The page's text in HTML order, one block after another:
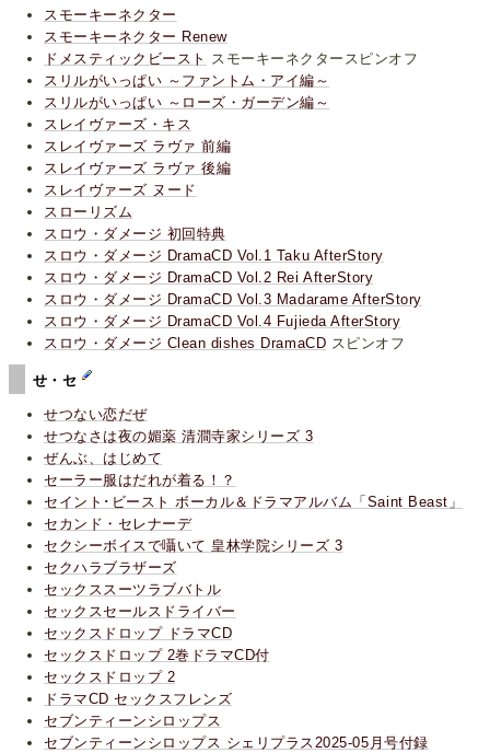
スモーキーネクター
スモーキーネクター Renew
ドメスティックビースト
スモーキーネクタースピンオフ
スリルがいっぱい ～ファントム・アイ編～
スリルがいっぱい ～ローズ・ガーデン編～
スレイヴァーズ・キス
スレイヴァーズ ラヴァ 前編
スレイヴァーズ ラヴァ 後編
スレイヴァーズ ヌード
スローリズム
スロウ・ダメージ 初回特典
スロウ・ダメージ DramaCD Vol.1 Taku AfterStory
スロウ・ダメージ DramaCD Vol.2 Rei AfterStory
スロウ・ダメージ DramaCD Vol.3 Madarame AfterStory
スロウ・ダメージ DramaCD Vol.4 Fujieda AfterStory
スロウ・ダメージ Clean dishes DramaCD スピンオフ
せ・セ
せつない恋だぜ
せつなさは夜の媚薬 清澗寺家シリーズ 3
ぜんぶ、はじめて
セーラー服はだれが着る！？
セイント･ビースト ボーカル＆ドラマアルバム「Saint Beast」
セカンド・セレナーデ
セクシーボイスで囁いて 皇林学院シリーズ 3
セクハラブラザーズ
セックススーツラブバトル
セックスセールスドライバー
セックスドロップ ドラマCD
セックスドロップ 2巻ドラマCD付
セックスドロップ 2
ドラマCD セックスフレンズ
セブンティーンシロップス
セブンティーンシロップス シェリプラス2025-05月号付録